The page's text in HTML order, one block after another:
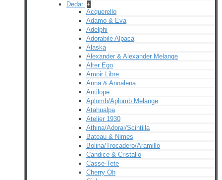
Dedar +
Acquerello
Adamo & Eva
Adelphi
Adorabile Alpaca
Alaska
Alexander & Alexander Melange
Alter Ego
Amoir Libre
Anna & Annalena
Antilope
Aplomb/Aplomb Melange
Atahualpa
Atelier 1930
Athina/Adorai/Scintilla
Bateau & Nimes
Bolina/Trocadero/Aramillo
Candice & Cristallo
Casse-Tete
Cherry Oh